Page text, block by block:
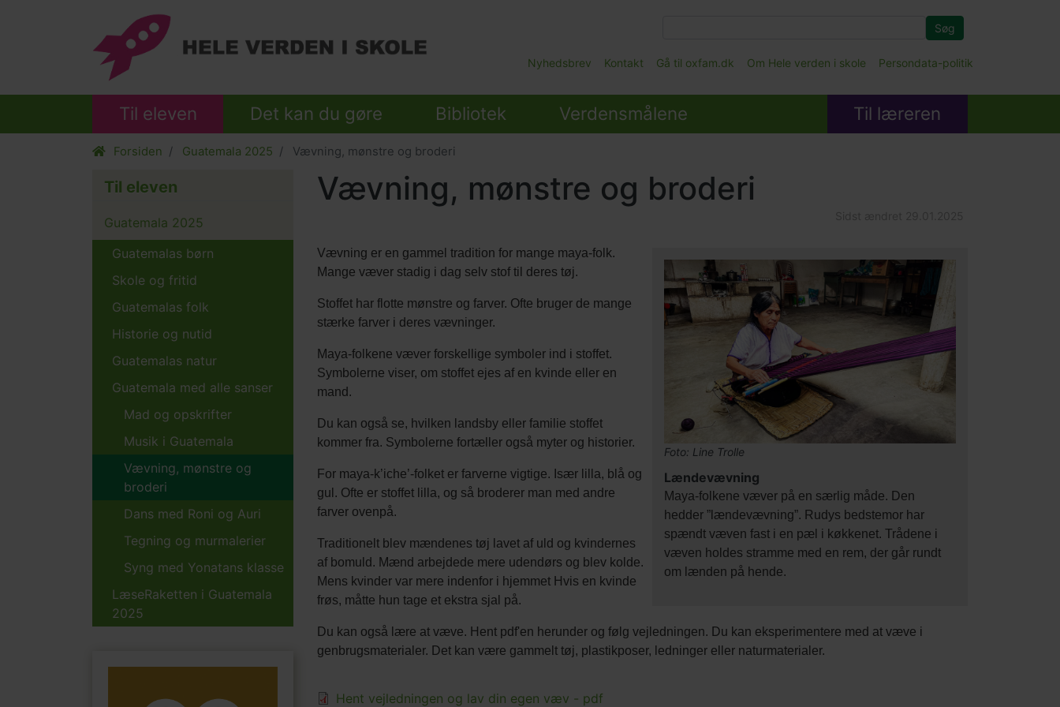
Main
Submenu
Nyhedsbrev Kontakt Gå til oxfam.dk Om Hele verden i skole Persondata-politik
Søg
Til eleven Det kan du gøre Bibliotek Verdensmålene Til læreren
Forsiden Guatemala 2025 Vævning, mønstre og broderi
Vævning, mønstre og broderi
elementer
Billede
Foto: Line Trolle
Titel
Lændevævning
Tekst
afsnit
Maya-folkene væver på en særlig måde. Den
hedder ”lændevævning”. Rudys bedstemor har
spændt væven fast i en pæl i køkkenet. Trådene i
væven holdes stramme med en rem, der går rundt
om lænden på hende.
Tekst
afsnit
Vævning er en gammel tradition for mange maya-folk.
Mange væver stadig i dag selv stof til deres tøj.
Stoffet har flotte mønstre og farver. Ofte bruger de mange
stærke farver i deres vævninger.
Maya-folkene væver forskellige symboler ind i stoffet.
Symbolerne viser, om stoffet ejes af en kvinde eller en
mand.
Du kan også se, hvilken landsby eller familie stoffet
kommer fra. Symbolerne fortæller også myter og historier.
For maya-k’iche’-folket er farverne vigtige. Især lilla, blå og
gul. Ofte er stoffet lilla, og så broderer man med andre
farver ovenpå.
Traditionelt blev mændenes tøj lavet af uld og kvindernes
af bomuld. Mænd arbejdede mere udendørs og blev kolde.
Mens kvinder var mere indenfor i hjemmet Hvis en kvinde
frøs, måtte hun tage et ekstra sjal på.
Du kan også lære at væve. Hent pdf'en herunder og følg vejledningen. Du kan eksperimentere med at væve i
genbrugsmaterialer. Det kan være gammelt tøj, plastikposer, ledninger eller naturmaterialer.
FilerHent vejledningen og lav din egen væv - pdf
Til eleven
Guatemala 2025
Guatemalas børn
Skole og fritid
Guatemalas folk
Historie og nutid
Guatemalas natur
Guatemala med alle sanser
Mad og opskrifter
Musik i Guatemala
Vævning, mønstre og
broderi
Dans med Roni og Auri
Tegning og murmalerier
Syng med Yonatans klasse
LæseRaketten i Guatemala
2025